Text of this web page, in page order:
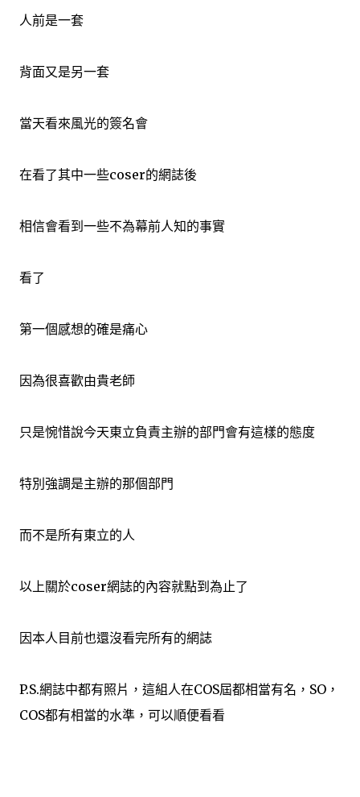
人前是一套
背面又是另一套
當天看來風光的簽名會
在看了其中一些coser的網誌後
相信會看到一些不為幕前人知的事實
看了
第一個感想的確是痛心
因為很喜歡由貴老師
只是惋惜說今天東立負責主辦的部門會有這樣的態度
特別強調是主辦的那個部門
而不是所有東立的人
以上關於coser網誌的內容就點到為止了
因本人目前也還沒看完所有的網誌
P.S.網誌中都有照片，這組人在COS屆都相當有名，SO，
COS都有相當的水準，可以順便看看